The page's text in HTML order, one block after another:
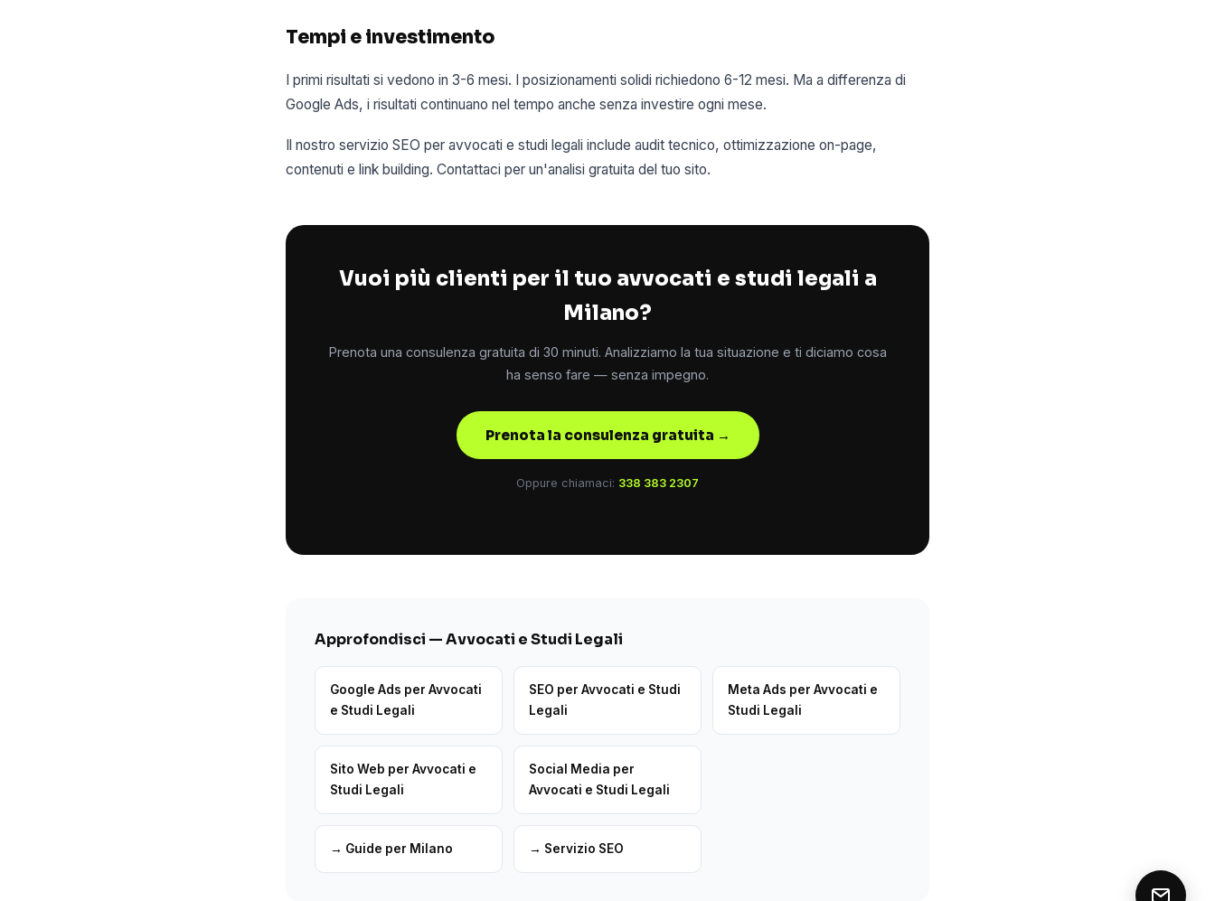
Tempi e investimento
I primi risultati si vedono in 3-6 mesi. I posizionamenti solidi richiedono 6-12 mesi. Ma a differenza di
Google Ads, i risultati continuano nel tempo anche senza investire ogni mese.
Il nostro servizio SEO per avvocati e studi legali include audit tecnico, ottimizzazione on-page,
contenuti e link building. Contattaci per un'analisi gratuita del tuo sito.
Vuoi più clienti per il tuo avvocati e studi legali a
Milano?
Prenota una consulenza gratuita di 30 minuti. Analizziamo la tua situazione e ti diciamo cosa
ha senso fare — senza impegno.
Prenota la consulenza gratuita →
Oppure chiamaci: 338 383 2307
Approfondisci — Avvocati e Studi Legali
Google Ads per Avvocati
e Studi Legali
SEO per Avvocati e Studi
Legali
Meta Ads per Avvocati e
Studi Legali
Sito Web per Avvocati e
Studi Legali
Social Media per
Avvocati e Studi Legali
→ Guide per Milano → Servizio SEO